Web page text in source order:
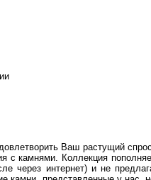
Ваш растущий
с камнями. Коллекция
через интернет) и не